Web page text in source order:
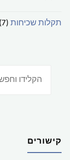
תקלות שכיחות (7)
קישורים